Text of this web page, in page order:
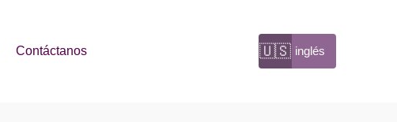
Contáctanos 🇺🇸 inglés